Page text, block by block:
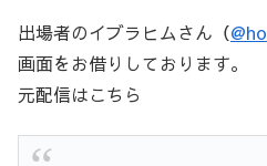
出場者のイブラヒムさん（
画面をお借りしております。
元配信はこちら